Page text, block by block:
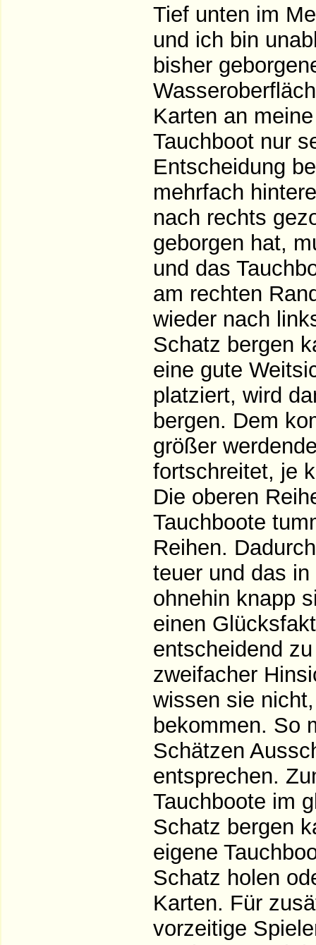
Tief unten im
und ich bin
bisher
Karten an
Tauchboot nur
Entscheidung
mehrfach
nach rechts
geborgen hat,
und das
am rechten
wieder nach
Schatz bergen
eine gute
platziert, wird
bergen. Dem
größer
fortschreitet, je
Die oberen
Tauchboote
Reihen.
teuer und das
ohnehin knapp
einen
entscheidend
zweifacher
wissen sie
bekommen. So
Schätzen
entsprechen.
Tauchboote im
Schatz bergen
eigene
Schatz holen
Karten. Für
vorzeitige